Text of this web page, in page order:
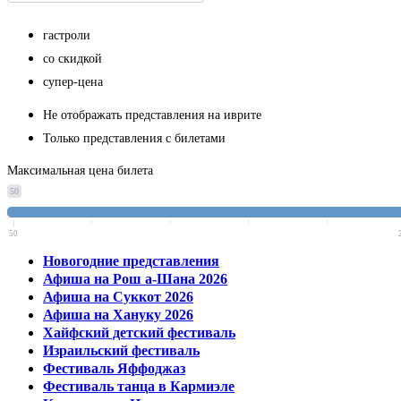
гастроли
со скидкой
супер-цена
Не отображать представления на иврите
Только представления с билетами
Максимальная цена билета
50
50
Новогодние представления
Афиша на Рош а-Шана 2026
Афиша на Суккот 2026
Афиша на Хануку 2026
Хайфский детский фестиваль
Израильский фестиваль
Фестиваль Яффоджаз
Фестиваль танца в Кармиэле